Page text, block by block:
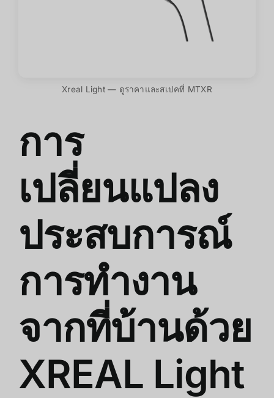
Xreal Light — ดูราคาและสเปคที่ MTXR
การ
เปลี่ยนแปลง
ประสบการณ์
การทำงาน
จากที่บ้านด้วย
XREAL Light